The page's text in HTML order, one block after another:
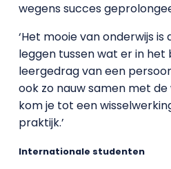
wegens succes
‘Het mooie van onderwijs
leggen tussen wat er in
leergedrag van een
ook zo nauw samen met
kom je tot een
praktijk.’
Internationale studenten